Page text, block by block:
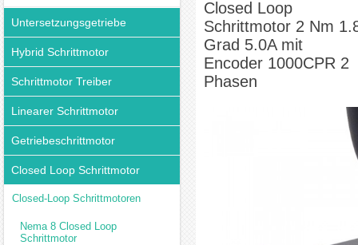
Untersetzungsgetriebe
Hybrid Schrittmotor
Schrittmotor Treiber
Linearer Schrittmotor
Getriebeschrittmotor
Closed Loop Schrittmotor
Closed-Loop Schrittmotoren
Nema 8 Closed Loop
Schrittmotor
Closed Loop
Schrittmotor 2 Nm
Grad 5.0A mit
Encoder 1000CPR 2
Phasen